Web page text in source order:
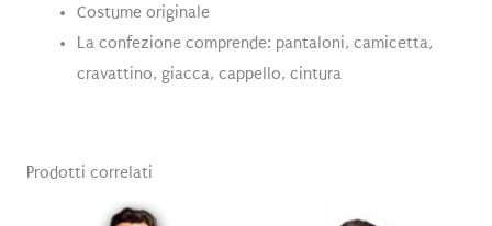
Costume originale
La confezione comprende: pantaloni, camicetta,
cravattino, giacca, cappello, cintura
Prodotti correlati